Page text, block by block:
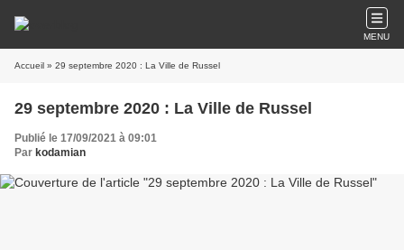
MENU
Accueil » 29 septembre 2020 : La Ville de Russel
29 septembre 2020 : La Ville de Russel
Publié le 17/09/2021 à 09:01
Par kodamian